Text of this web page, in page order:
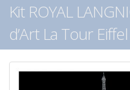
Kit ROYAL
d’Art La Tour Eiffel